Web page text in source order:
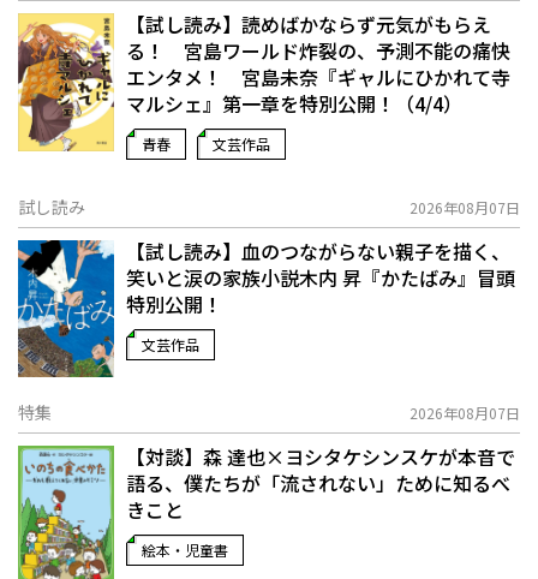
【試し読み】読めばかならず元気がもらえ
る！ 宮島ワールド炸裂の、予測不能の痛快
エンタメ！ 宮島未奈『ギャルにひかれて寺
マルシェ』第一章を特別公開！（4/4）
青春 文芸作品
試し読み 2026年08月07日
【試し読み】血のつながらない親子を描く、
笑いと涙の家族小説――木内 昇『かたばみ』冒頭
特別公開！
文芸作品
特集 2026年08月07日
【対談】森 達也×ヨシタケシンスケが本音で
語る、僕たちが「流されない」ために知るべ
きこと
絵本・児童書